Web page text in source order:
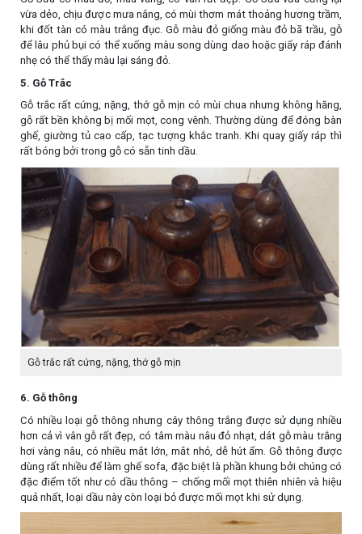
vừa dẻo, chịu được mưa nắng, có mùi thơm mát thoảng hương trầm,
khi đốt tàn có màu trắng đục. Gỗ màu đỏ giống màu đỏ bã trầu, gỗ
để lâu phủ bụi có thể xuống màu song dùng dao hoặc giấy ráp đánh
nhẹ có thể thấy màu lại sáng đỏ.
5. Gỗ Trắc
Gỗ trắc rất cứng, nặng, thớ gỗ mịn có mùi chua nhưng không hăng,
gỗ rất bền không bị mối mọt, cong vênh. Thường dùng để đóng bàn
ghế, giường tủ cao cấp, tạc tượng khắc tranh. Khi quay giấy ráp thì
rất bóng bởi trong gỗ có sẵn tinh dầu.
Gỗ trắc rất cứng, nặng, thớ gỗ mịn
6. Gỗ thông
Có nhiều loại gỗ thông nhưng cây thông trắng được sử dụng nhiều
hơn cả vì vân gỗ rất đẹp, có tâm màu nâu đỏ nhạt, dát gỗ màu trắng
hơi vàng nâu, có nhiều mắt lớn, mắt nhỏ, dễ hút ẩm. Gỗ thông được
dùng rất nhiều để làm ghế sofa, đặc biệt là phần khung bởi chúng có
đặc điểm tốt như có dầu thông – chống mối mọt thiên nhiên và hiệu
quả nhất, loại dầu này còn loại bỏ được mối mọt khi sử dụng.